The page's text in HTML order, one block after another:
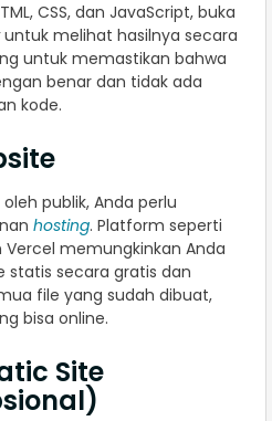
CSS, dan JavaScript, buka
untuk melihat hasilnya secara
untuk memastikan bahwa
benar dan tidak ada
kode.
publik, Anda perlu
hosting. Platform seperti
Vercel memungkinkan Anda
statis secara gratis dan
file yang sudah dibuat,
bisa online.
Site